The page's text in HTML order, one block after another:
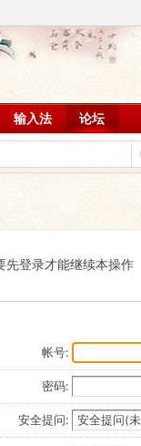
输入法 论坛
先登录才能继续本操作
帐号:
密码:
安全提问: